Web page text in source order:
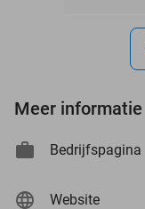
Meer informatie
Bedrijfspagina
Website